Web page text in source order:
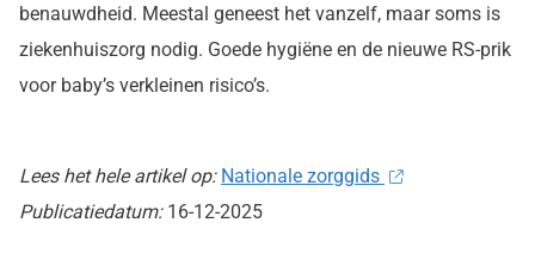
benauwdheid. Meestal geneest het vanzelf, maar soms is
ziekenhuiszorg nodig. Goede hygiëne en de nieuwe RS-prik
voor baby’s verkleinen risico’s.
Lees het hele artikel op: Nationale zorggids
Publicatiedatum: 16-12-2025